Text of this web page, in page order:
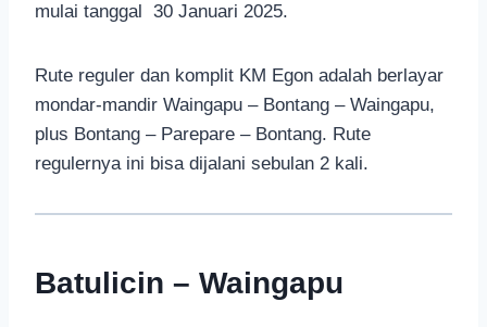
mulai tanggal 30 Januari 2025.
Rute reguler dan komplit KM Egon adalah berlayar
mondar-mandir Waingapu – Bontang – Waingapu,
plus Bontang – Parepare – Bontang. Rute
regulernya ini bisa dijalani sebulan 2 kali.
Batulicin – Waingapu